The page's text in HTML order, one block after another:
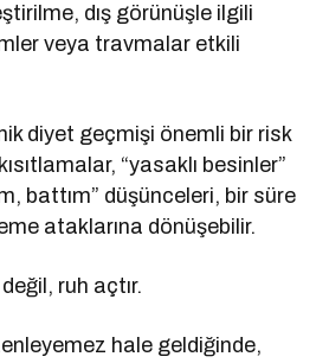
dış görünüşle ilgili
veya travmalar etkili
diyet geçmişi önemli bir risk
“yasaklı besinler”
battım” düşünceleri, bir süre
ataklarına dönüşebilir.
ruh açtır.
hale geldiğinde,